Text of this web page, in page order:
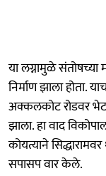
या लग्नामुळे संतोषच्या
निर्माण झाला होता.
अक्कलकोट रोडवर
झाला. हा वाद
कोयत्याने
सपासप वार केले.